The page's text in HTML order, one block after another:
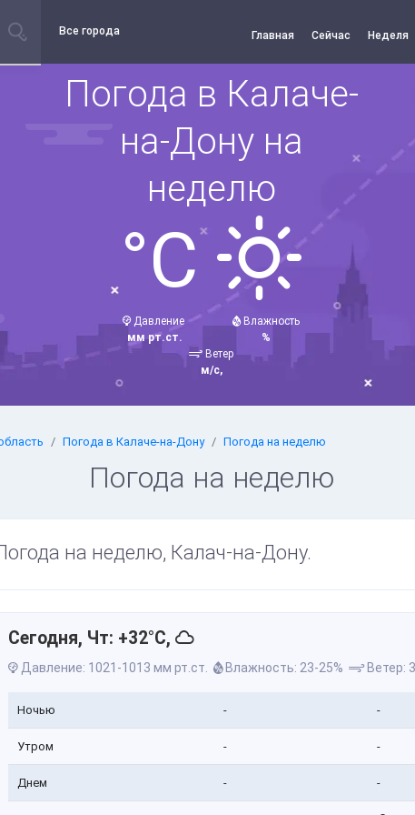
Все города Главная Сейчас Неделя
Погода в Калаче-
на-Дону на
неделю
°C
Давление
мм рт.ст.
Влажность
%
Ветер
м/с,
Погода в Калаче-на-Дону Погода на неделю
Погода на неделю
на неделю, Калач-на-Дону.
Сегодня, Чт: +32°C,
Давление: 1021-1013 мм рт.ст. Влажность: 23-25% Ветер:
Ночью - -
Утром - -
Днем - -